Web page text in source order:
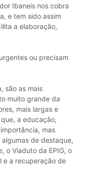
Ibaneis nos cobra
e tem sido assim
a elaboração,
ou precisam
são as mais
muito grande da
mais largas e
a educação,
mas
de destaque,
o Viaduto da EPIG, o
e a recuperação de